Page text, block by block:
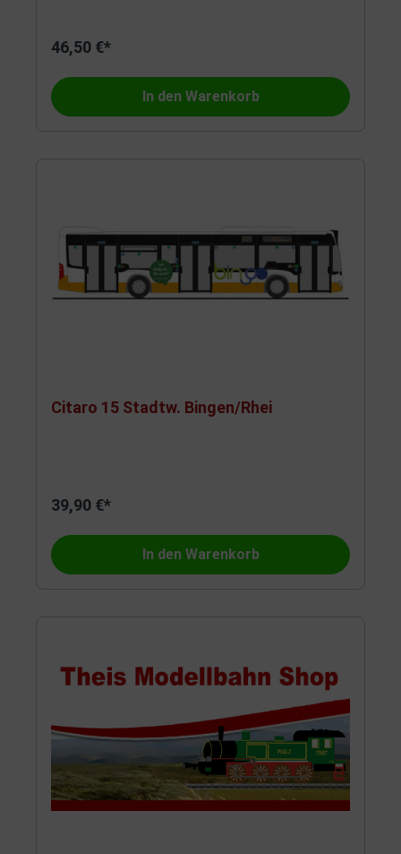
46,50 €*
In den Warenkorb
Citaro 15 Stadtw. Bingen/Rhei
39,90 €*
In den Warenkorb